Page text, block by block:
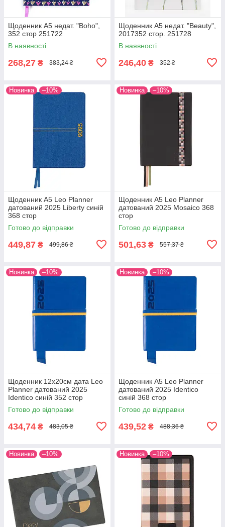
Щоденник А5 недат. "Boho",
352 стор 251722
В наявності
268,27 ₴ 383,24 ₴
Щоденник А5 недат. "Beauty",
2017352 стор. 251728
В наявності
246,40 ₴ 352 ₴
Новинка –10%
Щоденник А5 Leo Planner
датований 2025 Liberty синій
368 стор
Готово до відправки
449,87 ₴ 499,86 ₴
Новинка –10%
Щоденник А5 Leo Planner
датований 2025 Mosaico 368
стор
Готово до відправки
501,63 ₴ 557,37 ₴
Новинка –10%
Щоденник 12х20cм дата Leo
Planner датований 2025
Identico синій 352 стор
Готово до відправки
434,74 ₴ 483,05 ₴
Новинка –10%
Щоденник А5 Leo Planner
датований 2025 Identico
синій 368 стор
Готово до відправки
439,52 ₴ 488,36 ₴
Новинка –10% Новинка –10%